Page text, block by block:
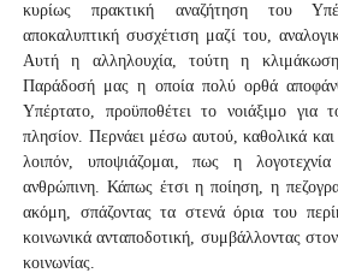
κυρίως πρακτική αναζήτηση του
αποκαλυπτική συσχέτιση μαζί του,
Αυτή η αλληλουχία, τούτη η
Παράδοσή μας η οποία πολύ ορθά
Υπέρτατο, προϋποθέτει το νοιάξιμο για
πλησίον. Περνάει μέσω αυτού, καθολικά
λοιπόν, υποψιάζομαι, πως η λογοτεχνία
ανθρώπινη. Κάπως έτσι η ποίηση, η
ακόμη, σπάζοντας τα στενά όρια του
κοινωνικά ανταποδοτική, συμβάλλοντας
κοινωνίας.